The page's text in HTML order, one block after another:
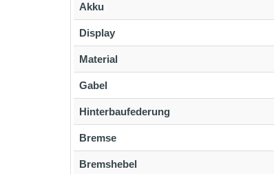
Akku
Display
Material
Gabel
Hinterbaufederung
Bremse
Bremshebel